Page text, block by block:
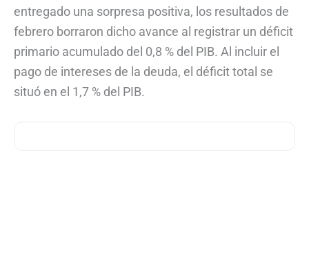
entregado una sorpresa positiva, los resultados de
febrero borraron dicho avance al registrar un déficit
primario acumulado del 0,8 % del PIB. Al incluir el
pago de intereses de la deuda, el déficit total se
situó en el 1,7 % del PIB.